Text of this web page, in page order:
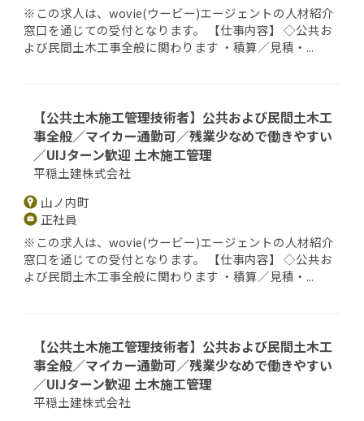
※この求人は、wovie(ウービー)エージェントの人材紹介
窓口を通じての受付となります。 【仕事内容】 ◇公共お
よび民間土木工事全般に関わります ・積算／見積・...
【公共土木施工管理技術者】公共および民間土木工
事全般／マイカー通勤可／残業少なめで働きやすい
／UIJターン歓迎 土木施工管理
平穏土建株式会社
山ノ内町
正社員
※この求人は、wovie(ウービー)エージェントの人材紹介
窓口を通じての受付となります。 【仕事内容】 ◇公共お
よび民間土木工事全般に関わります ・積算／見積・...
【公共土木施工管理技術者】公共および民間土木工
事全般／マイカー通勤可／残業少なめで働きやすい
／UIJターン歓迎 土木施工管理
平穏土建株式会社